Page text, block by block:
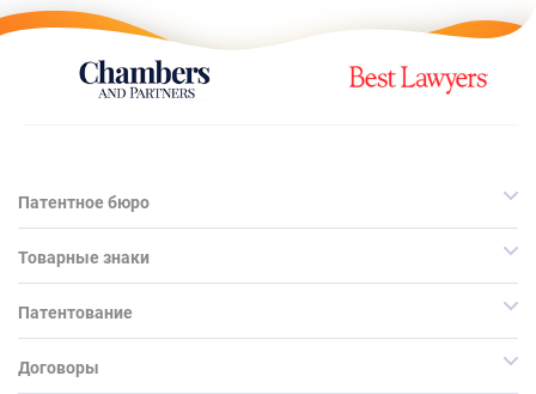
Патентное бюро
Товарные знаки
Патентование
Договоры